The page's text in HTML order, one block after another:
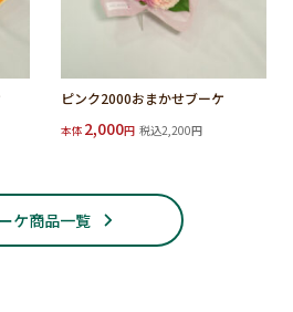
ピンク2000おまかせブーケ
本体 2,000円 税込2,200円
ケ商品一覧